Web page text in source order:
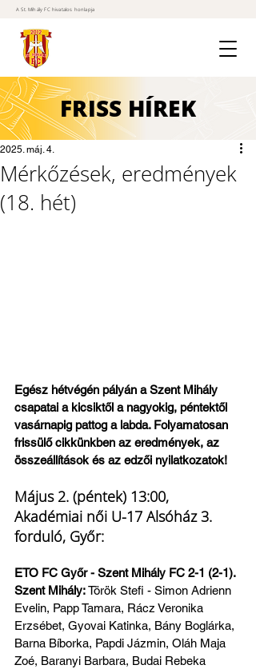
A St. Mihály FC hivatalos honlapja
FRISS HÍREK
Mérkőzések, eredmények
(18. hét)
2025. máj. 4.
Egész hétvégén pályán a Szent Mihály
csapatai a kicsiktől a nagyokig, péntektől
vasárnapig pattog a labda. Folyamatosan
frissülő cikkünkben az eredmények, az
összeállítások és az edzői nyilatkozatok!
Május 2. (péntek) 13:00,
Akadémiai női U-17 Alsóház 3.
forduló, Győr:
ETO FC Győr - Szent Mihály FC 2-1 (2-1).
Szent Mihály: Török Stefi - Simon Adrienn
Evelin, Papp Tamara, Rácz Veronika
Erzsébet, Gyovai Katinka, Bány Boglárka,
Barna Bíborka, Papdi Jázmin, Oláh Maja
Zoé, Baranyi Barbara, Budai Rebeka